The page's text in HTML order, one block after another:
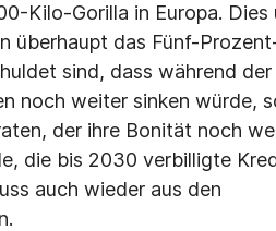
Kilo-Gorilla in Europa. Dies
überhaupt das Fünf-
sind, dass während
noch weiter sinken würde,
der ihre Bonität noch
die bis 2030 verbilligte
auch wieder aus den